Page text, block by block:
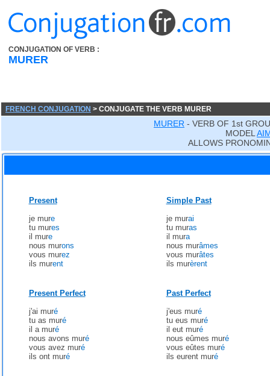
CONJUGATION OF VERB :
MURER
FRENCH CONJUGATION > CONJUGATE THE VERB MURER
MURER - VERB OF 1st
MODEL
ALLOWS
Present
je mure
tu mures
il mure
nous murons
vous murez
ils murent
Simple Past
je murai
tu muras
il mura
nous murâmes
vous murâtes
ils murèrent
Present Perfect
j'ai muré
tu as muré
il a muré
nous avons muré
vous avez muré
ils ont muré
Past Perfect
j'eus muré
tu eus muré
il eut muré
nous eûmes muré
vous eûtes muré
ils eurent muré